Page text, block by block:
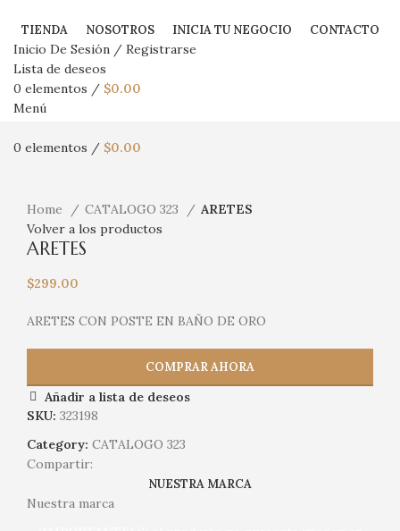
TIENDA NOSOTROS INICIA TU NEGOCIO CONTACTO
Inicio De Sesión / Registrarse
Lista de deseos
0 elementos / $0.00
Menú
0 elementos / $0.00
Home
CATALOGO 323
ARETES
Volver a los productos
ARETES
$299.00
ARETES CON POSTE EN BAÑO DE ORO
COMPRAR AHORA
Añadir a lista de deseos
SKU: 323198
Category: CATALOGO 323
Compartir:
NUESTRA MARCA
Nuestra marca